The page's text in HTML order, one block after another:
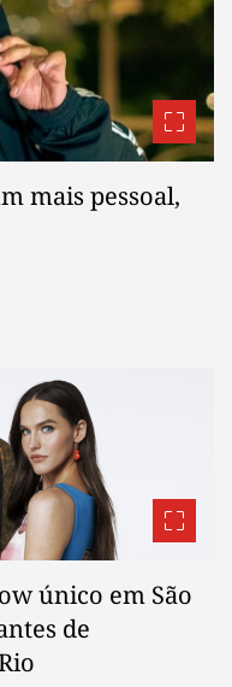
mais pessoal,
único em São
de